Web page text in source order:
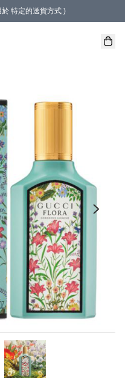
特定的送貨方式 )